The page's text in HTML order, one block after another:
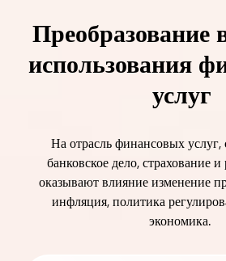
Преобразование
использования
услуг
На отрасль финансовых
банковское дело, страхование
оказывают влияние изменение
инфляция, политика
экономика.